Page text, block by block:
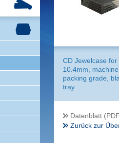
CD Jewelcase for
10.4mm, machine
packing grade,
tray
Datenblatt
Zurück zur